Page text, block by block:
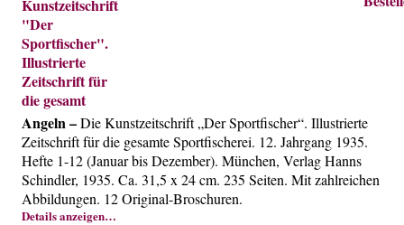
Angeln –Die Kunstzeitschrift „Der Sportfischer“. Illustrierte
Zeitschrift für die gesamte Sportfischerei. 12. Jahrgang 1935.
Hefte 1-12 (Januar bis Dezember). München, Verlag Hanns
Schindler, 1935. Ca. 31,5 x 24 cm. 235 Seiten. Mit zahlreichen
Abbildungen. 12 Original-Broschuren.
Details anzeigen…